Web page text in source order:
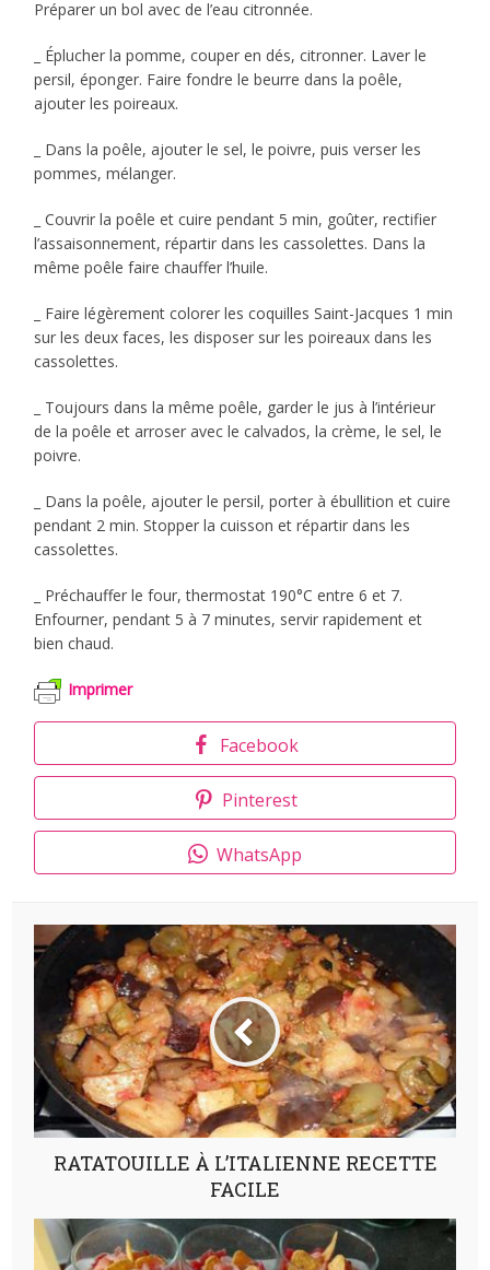
Préparer un bol avec de l’eau citronnée.
_ Éplucher la pomme, couper en dés, citronner. Laver le
persil, éponger. Faire fondre le beurre dans la poêle,
ajouter les poireaux.
_ Dans la poêle, ajouter le sel, le poivre, puis verser les
pommes, mélanger.
_ Couvrir la poêle et cuire pendant 5 min, goûter, rectifier
l’assaisonnement, répartir dans les cassolettes. Dans la
même poêle faire chauffer l’huile.
_ Faire légèrement colorer les coquilles Saint-Jacques 1 min
sur les deux faces, les disposer sur les poireaux dans les
cassolettes.
_ Toujours dans la même poêle, garder le jus à l’intérieur
de la poêle et arroser avec le calvados, la crème, le sel, le
poivre.
_ Dans la poêle, ajouter le persil, porter à ébullition et cuire
pendant 2 min. Stopper la cuisson et répartir dans les
cassolettes.
_ Préchauffer le four, thermostat 190°C entre 6 et 7.
Enfourner, pendant 5 à 7 minutes, servir rapidement et
bien chaud.
Imprimer
Facebook
Pinterest
WhatsApp
RATATOUILLE À L’ITALIENNE RECETTE
FACILE